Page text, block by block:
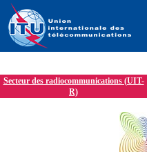
Secteur des radiocommunications (UIT-
R)